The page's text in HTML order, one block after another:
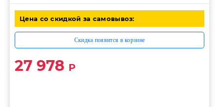
Цена со скидкой за самовывоз:
Скидка появится в корзине
27 978 Р